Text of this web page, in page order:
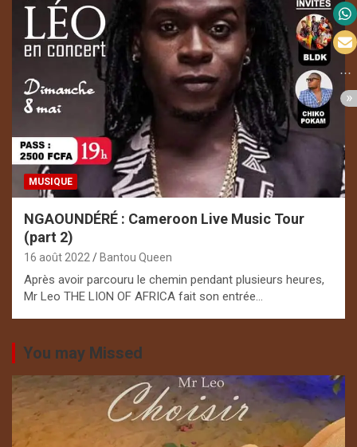
MUSIQUE
NGAOUNDÉRÉ : Cameroon Live Music Tour
(part 2)
16 août 2022 Bantou Queen
Après avoir parcouru le chemin pendant plusieurs heures,
Mr Leo THE LION OF AFRICA fait son entrée…
You may Missed